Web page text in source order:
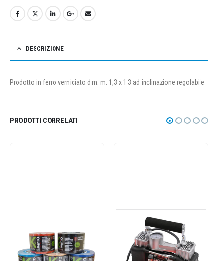
DESCRIZIONE
Prodotto in ferro verniciato dim. m. 1,3 x 1,3 ad inclinazione regolabile
PRODOTTI CORRELATI